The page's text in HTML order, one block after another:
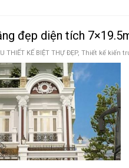
đẹp diện tích
THIẾT KẾ BIỆT THỰ ĐẸP, Thiết kế kiến